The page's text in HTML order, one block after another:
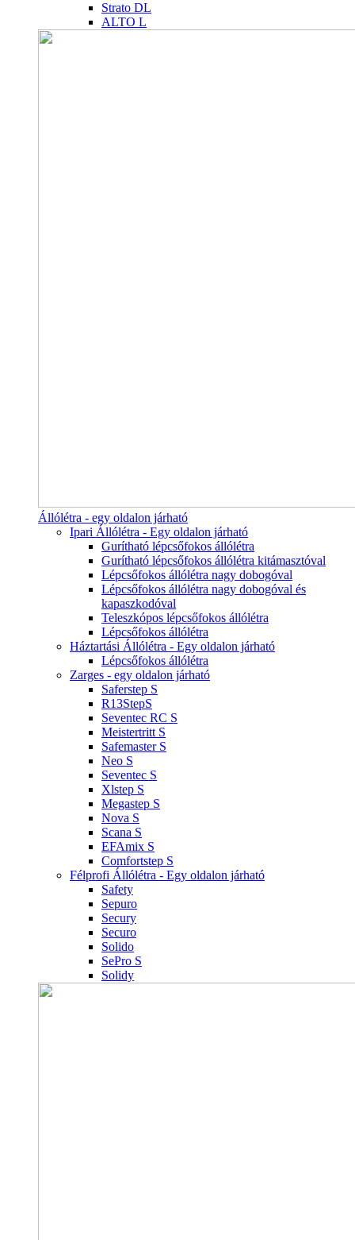
Strato DL
ALTO L
Állólétra - egy oldalon járható
Ipari Állólétra - Egy oldalon járható
Gurítható lépcsőfokos állólétra
Gurítható lépcsőfokos állólétra kitámasztóval
Lépcsőfokos állólétra nagy dobogóval
Lépcsőfokos állólétra nagy dobogóval és
kapaszkodóval
Teleszkópos lépcsőfokos állólétra
Lépcsőfokos állólétra
Háztartási Állólétra - Egy oldalon járható
Lépcsőfokos állólétra
Zarges - egy oldalon járható
Saferstep S
R13StepS
Seventec RC S
Meistertritt S
Safemaster S
Neo S
Seventec S
Xlstep S
Megastep S
Nova S
Scana S
EFAmix S
Comfortstep S
Félprofi Állólétra - Egy oldalon járható
Safety
Sepuro
Secury
Securo
Solido
SePro S
Solidy